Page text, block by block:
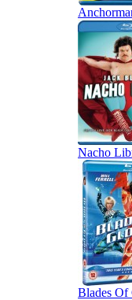
Nacho
Blades Of